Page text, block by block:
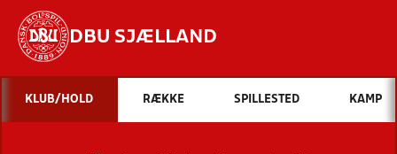
DBU SJÆLLAND
Hvad vil du søge efter?
INDHOLD OG NYHEDER
KLUB/HOLD RÆKKE SPILLESTED KAMP